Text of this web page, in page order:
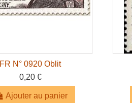
FR N° 0920 Oblit
0,20 €
Ajouter au panier